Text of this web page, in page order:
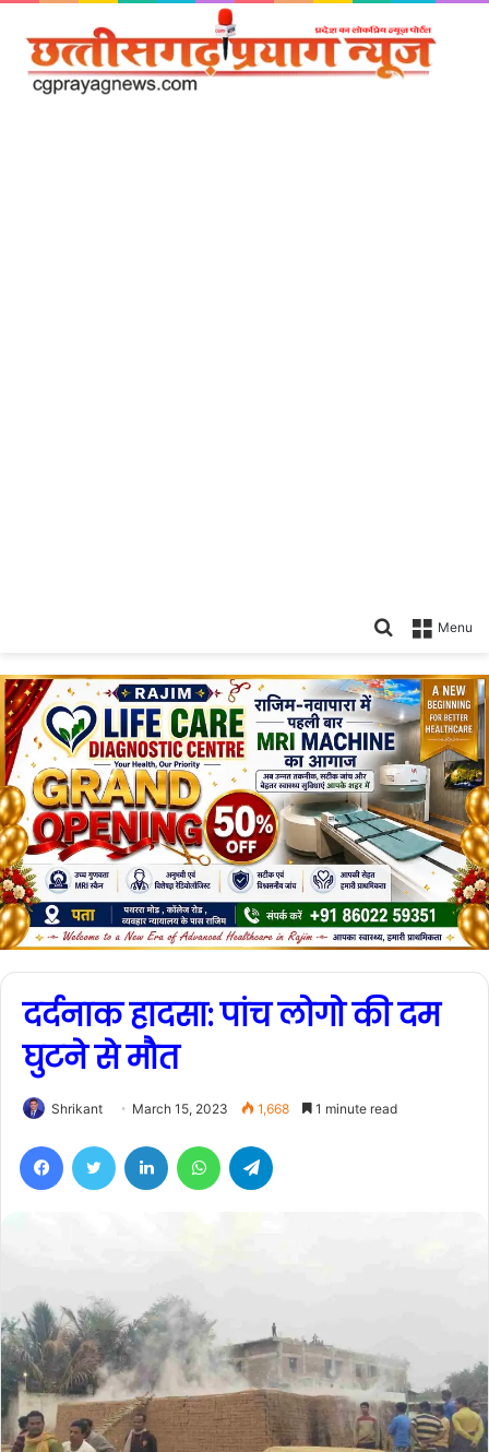
Menu
Search
दर्दनाक हादसा: पांच लोगो की दम
घुटने से मौत
Shrikant March 15, 2023 1,668 1 minute read